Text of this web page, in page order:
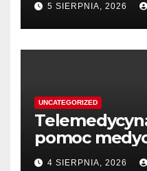
5 SIERPNIA, 2026
UNCATEGORIZED
pomoc
4 SIERPNIA, 2026